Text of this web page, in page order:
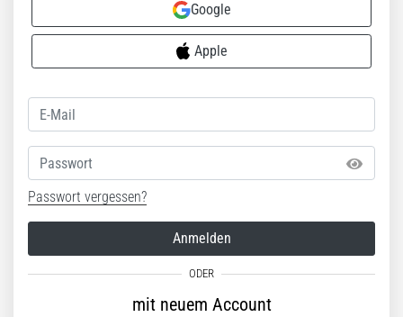
Google
Apple
Passwort
Passwort vergessen?
Anmelden
mit neuem Account